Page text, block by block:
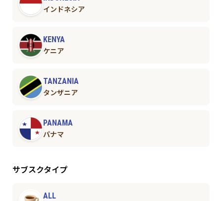
インドネシア
KENYA
ケニア
TANZANIA
タンザニア
PANAMA
パナマ
サブスクタイプ
ALL